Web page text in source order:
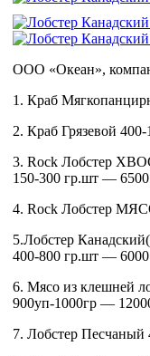
ООО «Океан»,
1. Краб
2. Краб Грязевой
3. Rock Лобстер
150-300 гр.шт — 6500
4. Rock Лобстер
5.Лобстер
400-800 гр.шт — 6000
6. Мясо из клешней
900уп-1000гр —
7. Лобстер